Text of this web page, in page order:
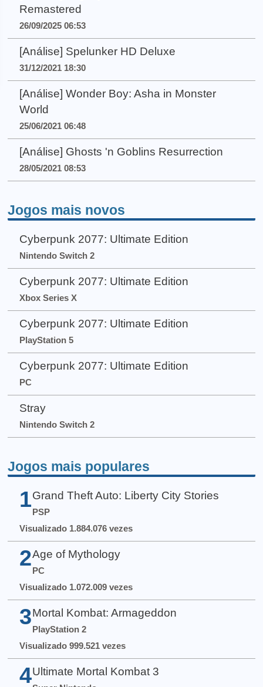
Remastered
26/09/2025 06:53
[Análise] Spelunker HD Deluxe
31/12/2021 18:30
[Análise] Wonder Boy: Asha in Monster
World
25/06/2021 06:48
[Análise] Ghosts 'n Goblins Resurrection
28/05/2021 08:53
Jogos mais novos
Cyberpunk 2077: Ultimate Edition
Nintendo Switch 2
Cyberpunk 2077: Ultimate Edition
Xbox Series X
Cyberpunk 2077: Ultimate Edition
PlayStation 5
Cyberpunk 2077: Ultimate Edition
PC
Stray
Nintendo Switch 2
Jogos mais populares
1 Grand Theft Auto: Liberty City Stories
PSP
Visualizado 1.884.076 vezes
2 Age of Mythology
PC
Visualizado 1.072.009 vezes
3 Mortal Kombat: Armageddon
PlayStation 2
Visualizado 999.521 vezes
4 Ultimate Mortal Kombat 3